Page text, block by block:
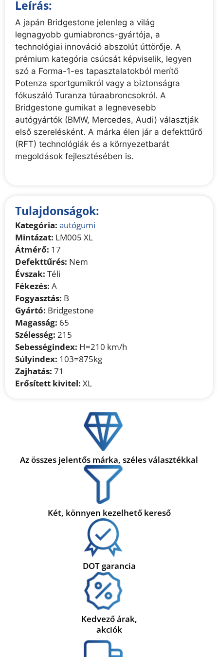
Leírás:
A japán Bridgestone jelenleg a világ
legnagyobb gumiabroncs-gyártója, a
technológiai innováció abszolút úttörője. A
prémium kategória csúcsát képviselik, legyen
szó a Forma-1-es tapasztalatokból merítő
Potenza sportgumikról vagy a biztonságra
fókuszáló Turanza túraabroncsokról. A
Bridgestone gumikat a legnevesebb
autógyártók (BMW, Mercedes, Audi) választják
első szerelésként. A márka élen jár a defekttűrő
(RFT) technológiák és a környezetbarát
megoldások fejlesztésében is.
Tulajdonságok:
Kategória: autógumi
Mintázat: LM005 XL
Átmérő: 17
Defekttűrés: Nem
Évszak: Téli
Fékezés: A
Fogyasztás: B
Gyártó: Bridgestone
Magasság: 65
Szélesség: 215
Sebességindex: H=210 km/h
Súlyindex: 103=875kg
Zajhatás: 71
Erősített kivitel: XL
Az összes jelentős márka, széles választékkal
Két, könnyen kezelhető kereső
DOT garancia
Kedvező árak,
akciók